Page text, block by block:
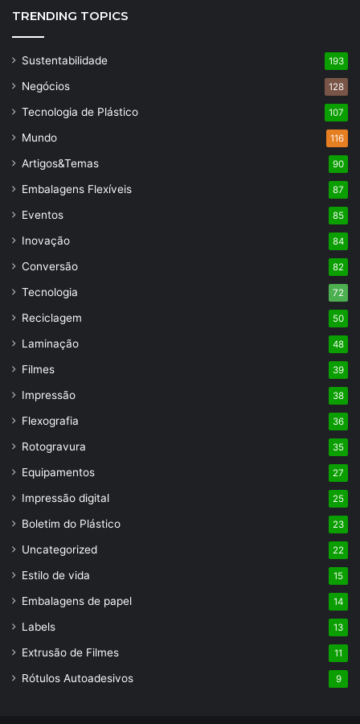
TRENDING TOPICS
Sustentabilidade 193
Negócios 128
Tecnologia de Plástico 107
Mundo 116
Artigos&Temas 90
Embalagens Flexíveis 87
Eventos 85
Inovação 84
Conversão 82
Tecnologia 72
Reciclagem 50
Laminação 48
Filmes 39
Impressão 38
Flexografia 36
Rotogravura 35
Equipamentos 27
Impressão digital 25
Boletim do Plástico 23
Uncategorized 22
Estilo de vida 15
Embalagens de papel 14
Labels 13
Extrusão de Filmes 11
Rótulos Autoadesivos 9